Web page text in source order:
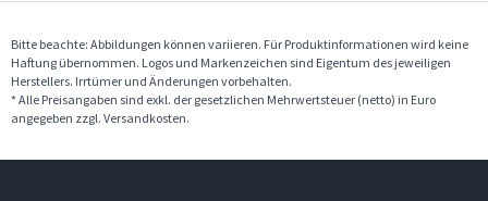
Bitte beachte: Abbildungen können variieren. Für Produktinformationen wird keine
Haftung übernommen. Logos und Markenzeichen sind Eigentum des jeweiligen
Herstellers. Irrtümer und Änderungen vorbehalten.
* Alle Preisangaben sind exkl. der gesetzlichen Mehrwertsteuer (netto) in Euro
angegeben zzgl. Versandkosten.